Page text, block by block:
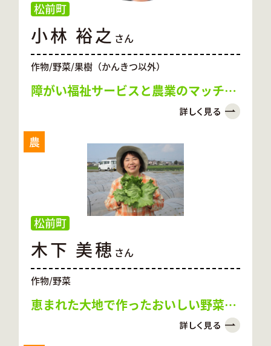
松前町
小林 裕之 さん
作物/野菜/果樹（かんきつ以外）
障がい福祉サービスと農業のマッチン
農
松前町
木下 美穂 さん
作物/野菜
恵まれた大地で作ったおいしい野菜を